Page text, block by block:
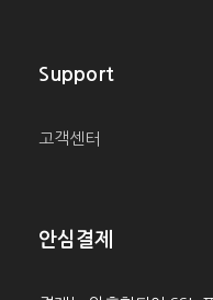
Support
고객센터
안심결제